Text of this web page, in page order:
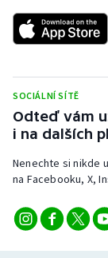
SOCIÁLNÍ SÍTĚ
Odteď vám
i na dalších
Nenechte si nikde
na Facebooku, X,